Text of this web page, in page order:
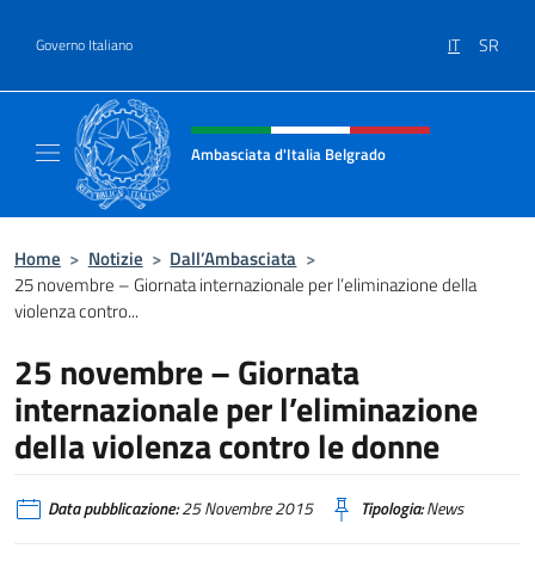
Governo Italiano IT SR
Intestazione sito, social e menù
Ambasciata d'Italia Belgrado
Home > Notizie > Dall’Ambasciata >
25 novembre – Giornata internazionale per l’eliminazione della
violenza contro...
25 novembre – Giornata
internazionale per l’eliminazione
della violenza contro le donne
Data pubblicazione:25 Novembre 2015 Tipologia:News